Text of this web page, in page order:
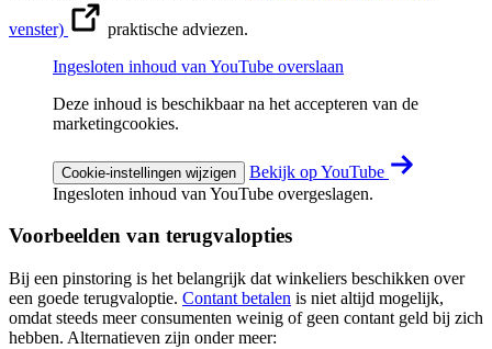
venster)
praktische adviezen.
Ingesloten inhoud van YouTube overslaan
Deze inhoud is beschikbaar na het accepteren van de
marketingcookies.
Cookie-instellingen wijzigen
Bekijk op YouTube
Ingesloten inhoud van YouTube overgeslagen.
Voorbeelden van terugvalopties
Bij een pinstoring is het belangrijk dat winkeliers beschikken over
een goede terugvaloptie. Contant betalen is niet altijd mogelijk,
omdat steeds meer consumenten weinig of geen contant geld bij zich
hebben. Alternatieven zijn onder meer: